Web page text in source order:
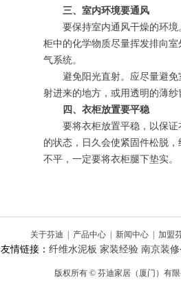
三、室内环境要通风
要保持室内通风干燥的环
柜中的化学物质尽量挥发排向
气系统。
避免阳光直射。应尽量避
射进来的地方，或用透明的薄
四、衣柜放置要平稳
要将衣柜放置平稳，以保
的状态，日久会使紧固件松脱
不平，一定要将衣柜腿下垫实。
关于芬迪 产品中心| 新闻中心| 加盟
友情链接： 纤维水泥板 家装经验 南京装
版权所有 © 芬迪家居（厦门）